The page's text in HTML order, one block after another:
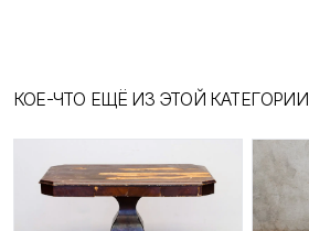
КОЕ-ЧТО ЕЩЁ ИЗ ЭТОЙ КАТЕГОРИИ